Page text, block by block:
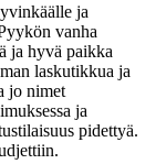
ja
vanha
ja hyvä paikka
laskutikkua ja
jo nimet
ja
pidettyä.